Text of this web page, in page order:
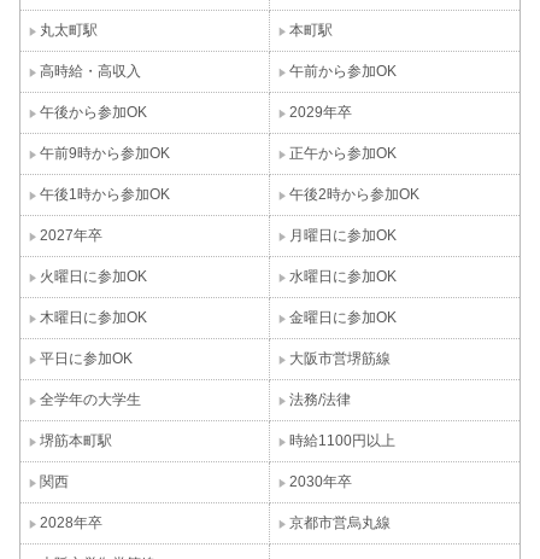
丸太町駅 本町駅
高時給・高収入 午前から参加OK
午後から参加OK 2029年卒
午前9時から参加OK 正午から参加OK
午後1時から参加OK 午後2時から参加OK
2027年卒 月曜日に参加OK
火曜日に参加OK 水曜日に参加OK
木曜日に参加OK 金曜日に参加OK
平日に参加OK 大阪市営堺筋線
全学年の大学生 法務/法律
堺筋本町駅 時給1100円以上
関西 2030年卒
2028年卒 京都市営烏丸線